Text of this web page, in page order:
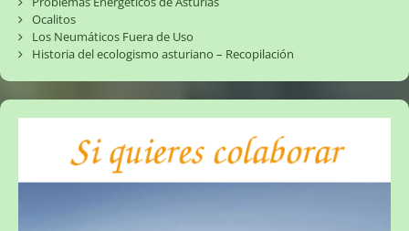
Ocalitos
Los Neumáticos Fuera de Uso
Historia del ecologismo asturiano – Recopilación